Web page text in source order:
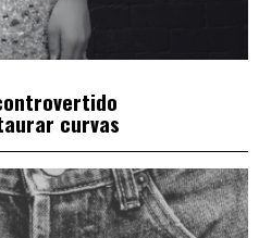
curvas